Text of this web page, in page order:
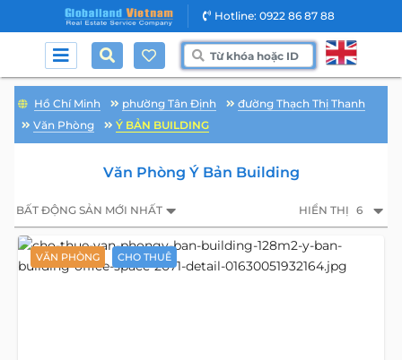
Hotline: 0922 86 87 88
Hồ Chí Minh phường Tân Định
đường Thạch Thị Thanh
Văn Phòng
Ý BẢN BUILDING
Văn Phòng Ý Bản Building
BẤT ĐỘNG SẢN MỚI NHẤT HIỂN THỊ 6
VĂN PHÒNG CHO THUÊ